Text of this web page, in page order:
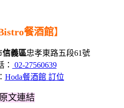
餐酒館】
信義區忠孝東路五段61號
： 02-27560639
Hoda餐酒館 訂位
文連結